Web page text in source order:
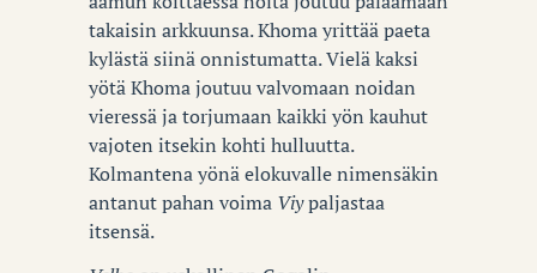
takaisin arkkuunsa. Khoma yrittää paeta
kylästä siinä onnistumatta. Vielä kaksi
yötä Khoma joutuu valvomaan noidan
vieressä ja torjumaan kaikki yön kauhut
vajoten itsekin kohti hulluutta.
Kolmantena yönä elokuvalle nimensäkin
antanut pahan voima Viypaljastaa
itsensä.